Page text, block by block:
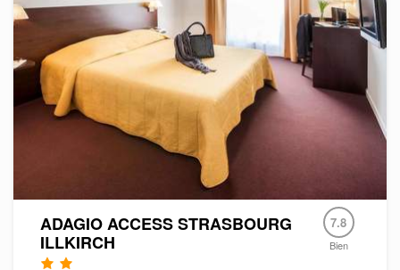
ADAGIO ACCESS STRASBOURG
ILLKIRCH
7.8
Bien